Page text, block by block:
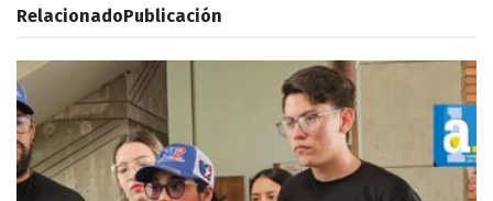
RelacionadoPublicación